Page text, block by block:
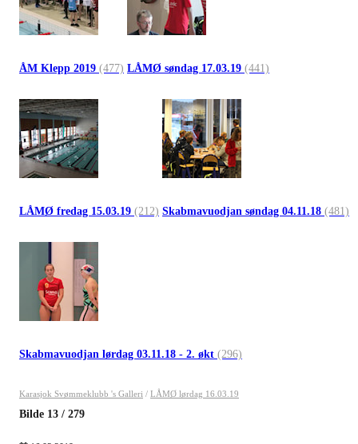
ÅM Klepp 2019 (477) LÅMØ søndag 17.03.19 (441)
LÅMØ fredag 15.03.19 (212) Skabmavuodjan søndag 04.11.18 (481)
Skabmavuodjan lørdag 03.11.18 - 2. økt (296)
Karasjok Svømmeklubb 's Galleri / LÅMØ lørdag 16.03.19
Bilde 13 / 279